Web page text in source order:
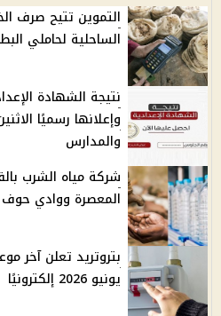
التموين تتيح صرف
الساحلية لحاملي
نتيجة الشهادة
وإعلانها رسميًا
والمدارس
شركة مياه الشرب
المعصرة ووادي حوف
بتروتريد تعلن آخر
يونيو 2026 إلكترونيًا